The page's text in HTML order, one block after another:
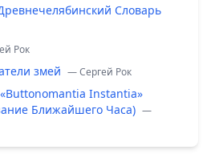
Словарь
Рок
змей — Сергей Рок
Instantia»
Ближайшего Часа) —